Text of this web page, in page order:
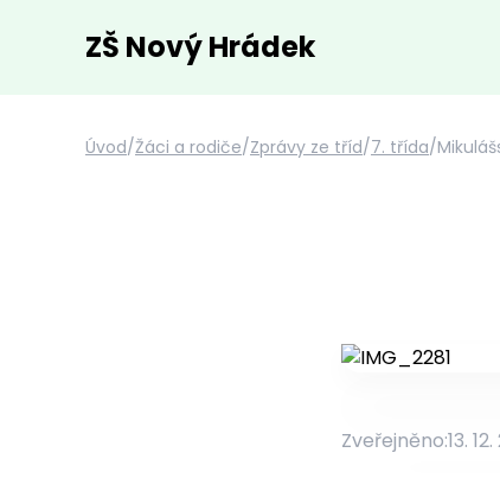
ZŠ Nový Hrádek
Úvod/Žáci a rodiče/Zprávy ze tříd/7. třída/
Zveřejněno:13.